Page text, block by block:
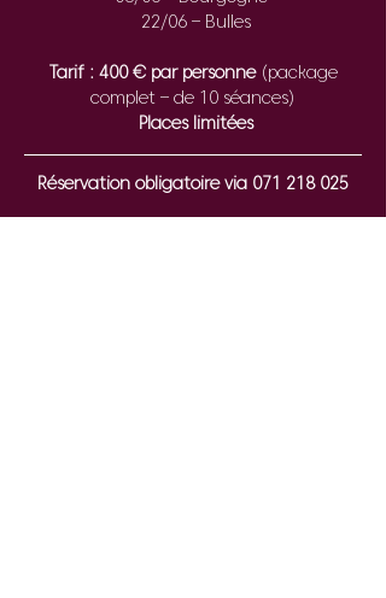
22/06 – Bulles
Tarif : 400 € par personne (package
complet – de 10 séances)
Places limitées
Réservation obligatoire via 071 218 025